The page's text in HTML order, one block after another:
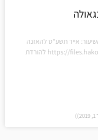
אייר תשע"ט להאזנה
לשיעור: https://files.hakotel.org.il/shiurim/26334.mp3 להורדת